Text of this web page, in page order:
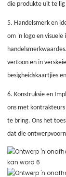
die produkte uit te
5. Handelsmerk en
om 'n logo en
vertoon en in
besigheidskaartjies
6. Konstruksie en
ons met
te bring. Ons het
dat die